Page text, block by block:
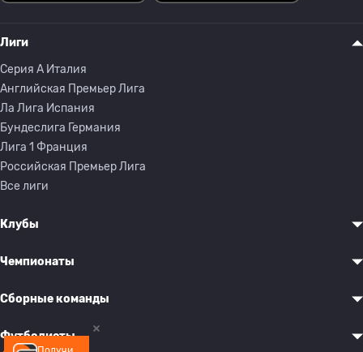
Лиги
Серия A Италия
Английская Премьер Лига
Ла Лига Испания
Бундеслига Германия
Лига 1 Франция
Российская Премьер Лига
Все лиги
Клубы
Чемпионаты
Сборные команды
Футболисты